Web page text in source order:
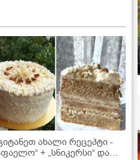
ახალი რეცეპტი -
+ „სნიკერსი“ და